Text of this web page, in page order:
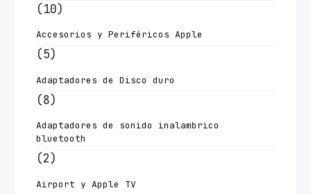
(10)
Accesorios y Periféricos Apple
(5)
Adaptadores de Disco duro
(8)
Adaptadores de sonido inalambrico
bluetooth
(2)
Airport y Apple TV